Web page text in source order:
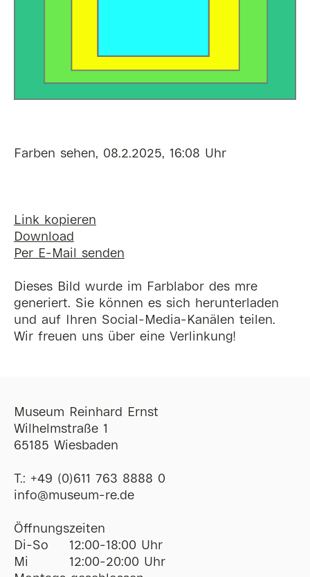
Farben sehen, 08.2.2025, 16:08 Uhr
Link kopieren
Download
Per E-Mail senden
Dieses Bild wurde im Farblabor des mre
generiert. Sie können es sich herunterladen
und auf Ihren Social-Media-Kanälen teilen.
Wir freuen uns über eine Verlinkung!
Museum Reinhard Ernst
Wilhelmstraße 1
65185 Wiesbaden
T.: +49 (0)611 763 8888 0
ofni@museum-re de
Öffnungszeiten
Di-So
12:00-18:00 Uhr
Mi
12:00-20:00 Uhr